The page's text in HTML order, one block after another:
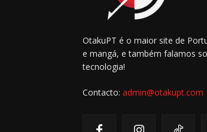
OtakuPT é o maior site de
e mangá, e também falamos
tecnologia!
Contacto: admin@otakupt.com